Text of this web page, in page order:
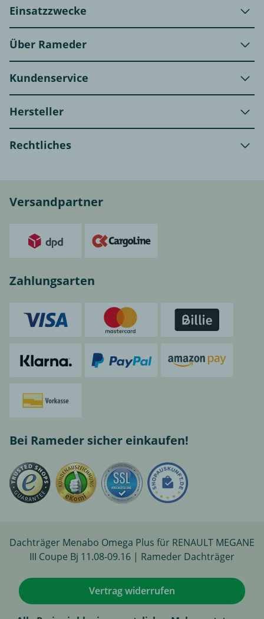
Einsatzzwecke
Über Rameder
Kundenservice
Hersteller
Rechtliches
Versandpartner
Zahlungsarten
Bei Rameder sicher einkaufen!
Dachträger Menabo Omega Plus für RENAULT MEGANE
III Coupe Bj 11.08-09.16 | Rameder Dachträger
Vertrag widerrufen